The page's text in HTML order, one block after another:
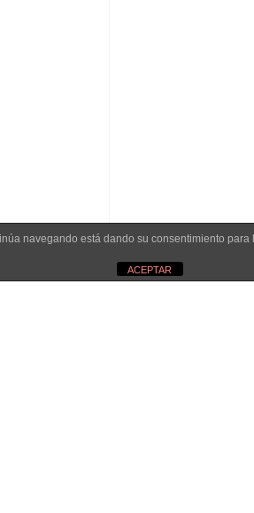
navegando está dando su consentimiento
ACEPTAR